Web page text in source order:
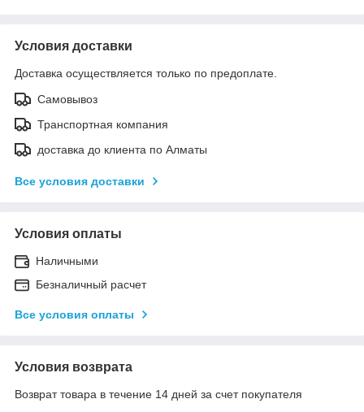
Условия доставки
Доставка осуществляется только по предоплате.
Самовывоз
Транспортная компания
доставка до клиента по Алматы
Все условия доставки
Условия оплаты
Наличными
Безналичный расчет
Все условия оплаты
Условия возврата
Возврат товара в течение 14 дней за счет покупателя